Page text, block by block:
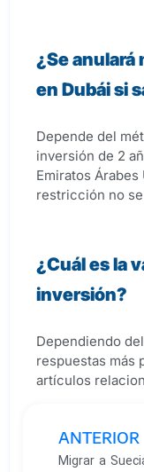
¿Se anulará
en Dubái si
Depende del
inversión de 2
Emiratos
restricción no
¿Cuál es la
inversión?
Dependiendo
respuestas más
artículos
ANTERIOR
Migrar a